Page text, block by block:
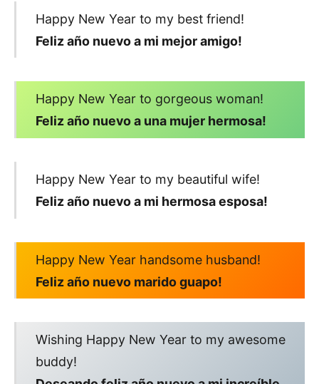
Happy New Year to my best friend!
Feliz año nuevo a mi mejor amigo!
Happy New Year to gorgeous woman!
Feliz año nuevo a una mujer hermosa!
Happy New Year to my beautiful wife!
Feliz año nuevo a mi hermosa esposa!
Happy New Year handsome husband!
Feliz año nuevo marido guapo!
Wishing Happy New Year to my awesome
buddy!